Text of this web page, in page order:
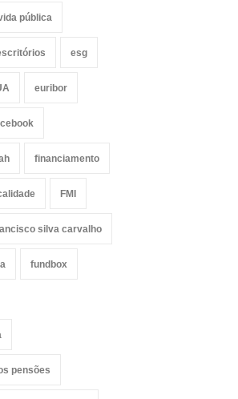
pública
esg
euribor
financiamento
FMI
silva carvalho
fundbox
pensões